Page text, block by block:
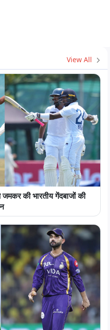
View All
की भारतीय गेंदबाजों की